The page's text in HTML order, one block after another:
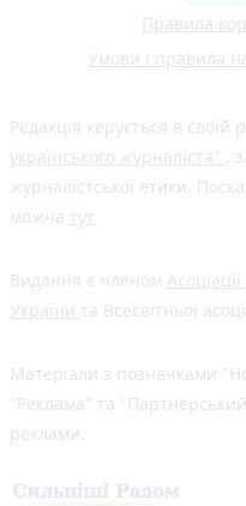
Правила
Умови і правила
Редакція керується в своїй
українського журналіста" ,
журналістської етики.
можна тут
Видання є членом
України та Всесвітньої
Матеріали з позначками
"Реклама" та
реклами.